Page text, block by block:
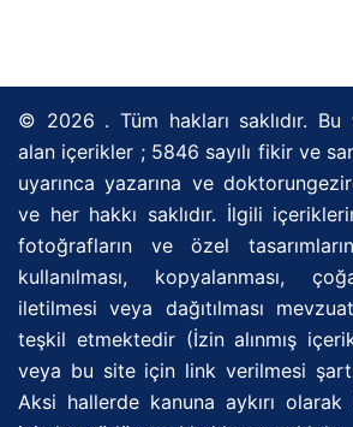
© 2026 . Tüm hakları saklıdır.
alan içerikler ; 5846 sayılı fikir ve
uyarınca yazarına ve
ve her hakkı saklıdır. İlgili
fotoğrafların ve özel
kullanılması, kopyalanması,
iletilmesi veya dağıtılması
teşkil etmektedir (İzin alınmış
veya bu site için link verilmesi
Aksi hallerde kanuna aykırı olarak